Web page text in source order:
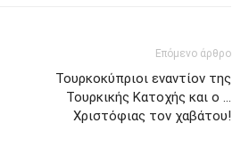
Επόμενο άρθρο
Τουρκοκύπριοι εναντίον της
Τουρκικής Κατοχής και ο …
Χριστόφιας τον χαβάτου!